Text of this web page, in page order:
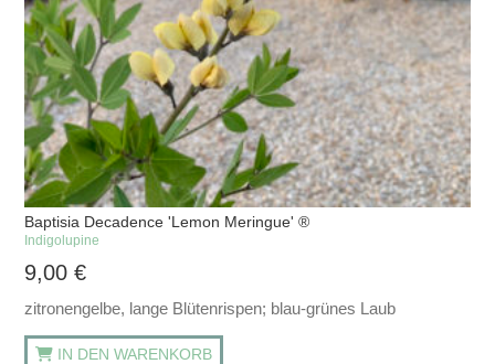
Baptisia Decadence 'Lemon Meringue' ®
Indigolupine
9,00€
zitronengelbe, lange Blütenrispen; blau-grünes Laub
IN DEN WARENKORB